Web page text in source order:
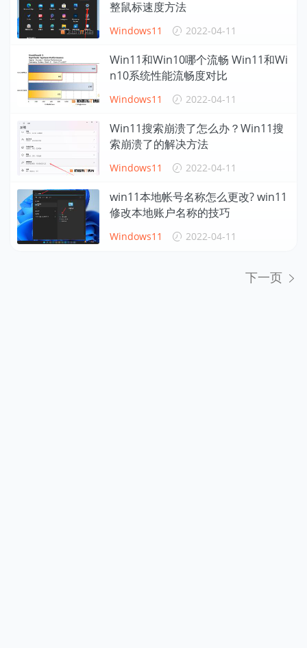
整鼠标速度方法
Windows11 2022-04-11
Win11和Win10哪个流畅 Win11和Wi
n10系统性能流畅度对比
Windows11 2022-04-11
Win11搜索崩溃了怎么办？Win11搜
索崩溃了的解决方法
Windows11 2022-04-11
win11本地帐号名称怎么更改? win11
修改本地账户名称的技巧
Windows11 2022-04-11
下一页